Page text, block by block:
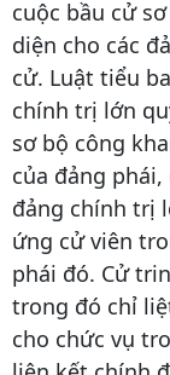
cuộc bầu cử
diện cho các
cử. Luật tiểu
chính trị lớn
sơ bộ công
của đảng
đảng chính trị
ứng cử viên
phái đó. Cử
trong đó chỉ
cho chức vụ